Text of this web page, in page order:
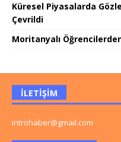
Küresel Piyasalarda
Çevrildi
Moritanyalı
İLETIŞIM
introhaber@gmail.com